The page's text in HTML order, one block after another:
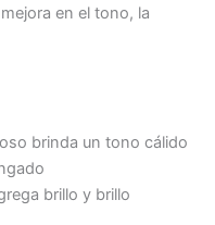
en el tono, la
brinda un tono cálido
brillo y brillo